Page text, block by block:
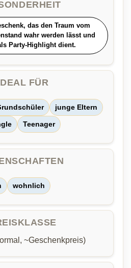
das den Traum vom
wahr werden lässt und
Party-Highlight dient.
FÜR
junge Eltern
Teenager
wohnlich
~Geschenkpreis)